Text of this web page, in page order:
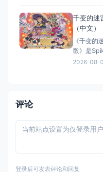
戏凭借独
Steam
作
千变的迷
（中文）
《千变的
骰》是
Roguelike
2026-08-
评论
登录后可发表评论和回复